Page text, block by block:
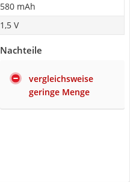
580 mAh
1,5 V
Nachteile
vergleichsweise
geringe Menge